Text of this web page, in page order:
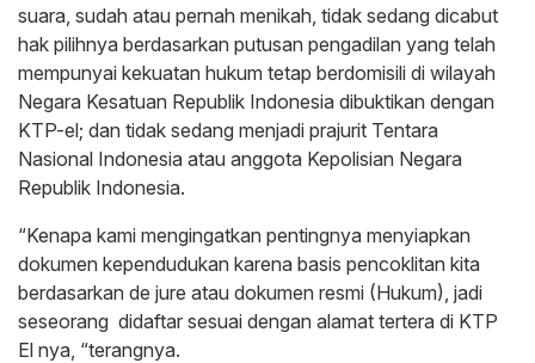
suara, sudah atau pernah menikah, tidak sedang dicabut
hak pilihnya berdasarkan putusan pengadilan yang telah
mempunyai kekuatan hukum tetap berdomisili di wilayah
Negara Kesatuan Republik Indonesia dibuktikan dengan
KTP-el; dan tidak sedang menjadi prajurit Tentara
Nasional Indonesia atau anggota Kepolisian Negara
Republik Indonesia.
“Kenapa kami mengingatkan pentingnya menyiapkan
dokumen kependudukan karena basis pencoklitan kita
berdasarkan de jure atau dokumen resmi (Hukum), jadi
seseorang didaftar sesuai dengan alamat tertera di KTP
El nya, “terangnya.